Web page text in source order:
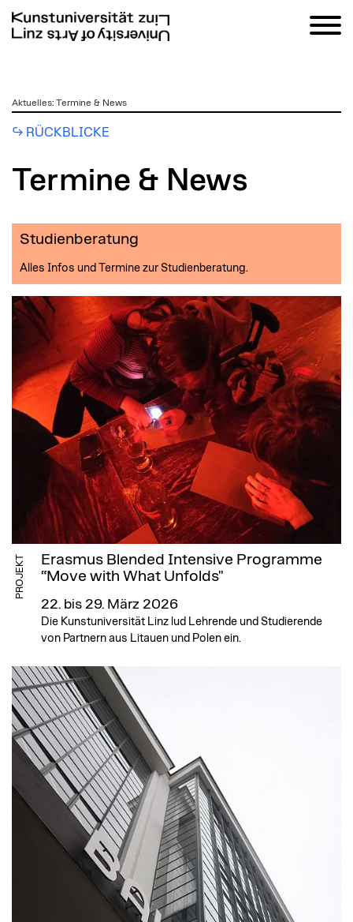
zumAktuelles: Termine & News
RÜCKBLICKE
Termine & News
Studienberatung
Alles Infos und Termine zur Studienberatung.
PROJEKT
Erasmus Blended Intensive Programme
“Move with What Unfolds"
22. bis 29. März 2026
Die Kunstuniversität Linz lud Lehrende und Studierende
von Partnern aus Litauen und Polen ein.